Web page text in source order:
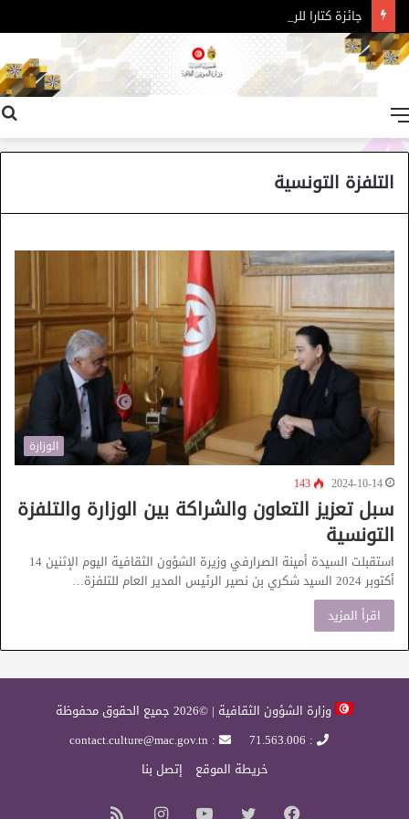
جائزة كتارا للرواية العربية – الدورة 11
التلفزة التونسية
الوزارة
2024-10-14
143
سبل تعزيز التعاون والشراكة بين الوزارة والتلفزة
التونسية
استقبلت السيدة أمينة الصرارفي وزيرة الشؤون الثقافية اليوم الإثنين 14
أكتوبر 2024 السيد شكري بن نصير الرئيس المدير العام للتلفزة…
اقرأ المزيد
وزارة الشؤون الثقافية | ©2026 جميع الحقوق محفوظة
: 71.563.006
: contact.culture@mac.gov.tn
خريطة الموقع
إتصل بنا